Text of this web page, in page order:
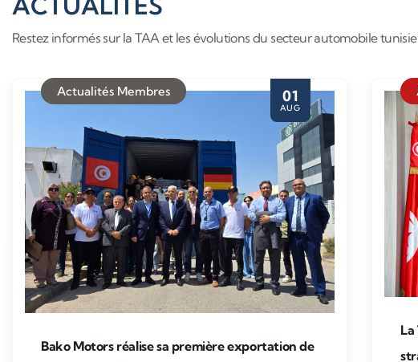
Restez informés sur la TAA et les évolutions du secteur automobile
01
AUG
Actualités Membres
Bako Motors réalise sa première exportation de